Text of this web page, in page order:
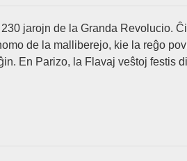
jarojn de la Granda Revolucio.
de la malliberejo, kie la reĝo
En Parizo, la Flavaj veŝtoj festis